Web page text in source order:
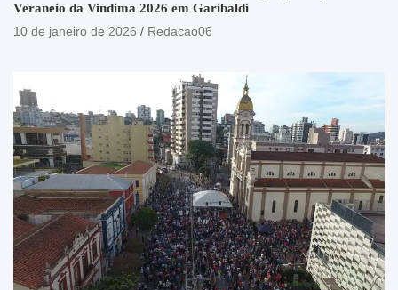
Veraneio da Vindima 2026 em Garibaldi
10 de janeiro de 2026
Redacao06